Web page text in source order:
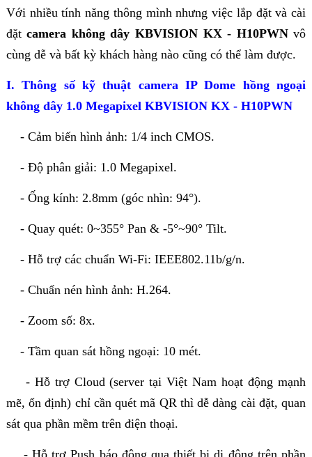
Với nhiều tính năng thông mình nhưng việc lắp đặt và cài
đặtcamera không dâyKBVISION KX - H10PWN vô
cùng dễ và bất kỳ khách hàng nào cũng có thể làm được.
I. Thông số kỹ thuật camera IP Dome hồng ngoại
không dây 1.0 Megapixel KBVISION KX - H10PWN
- Cảm biến hình ảnh: 1/4 inch CMOS.
- Độ phân giải: 1.0 Megapixel.
- Ống kính: 2.8mm (góc nhìn: 94°).
- Quay quét: 0~355° Pan & -5°~90° Tilt.
- Hỗ trợ các chuẩn Wi-Fi: IEEE802.11b/g/n.
- Chuẩn nén hình ảnh: H.264.
- Zoom số: 8x.
- Tầm quan sát hồng ngoại: 10 mét.
- Hỗ trợ Cloud (server tại Việt Nam hoạt động mạnh
mẽ, ổn định) chỉ cần quét mã QR thì dễ dàng cài đặt, quan
sát qua phần mềm trên điện thoại.
- Hỗ trợ Push báo động qua thiết bị di động trên phần